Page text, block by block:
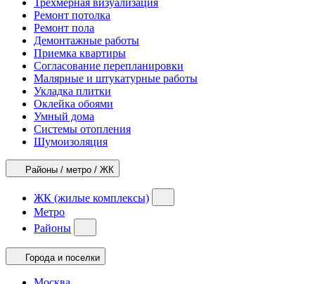
Трехмерная визуализация
Ремонт потолка
Ремонт пола
Демонтажные работы
Приемка квартиры
Согласование перепланировки
Малярные и штукатурные работы
Укладка плитки
Оклейка обоями
Умный дома
Системы отопления
Шумоизоляция
Районы / метро / ЖК
ЖК (жилые комплексы)
Метро
Районы
Города и поселки